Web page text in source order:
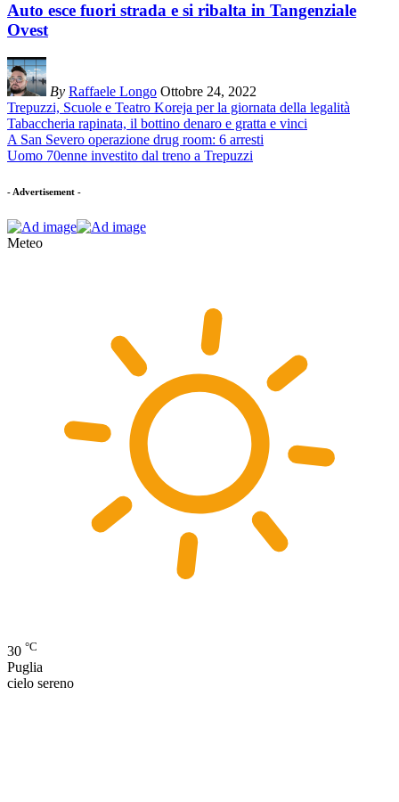
Auto esce fuori strada e si ribalta in Tangenziale
Ovest
By Raffaele Longo Ottobre 24, 2022
Trepuzzi, Scuole e Teatro Koreja per la giornata della legalità
Tabaccheria rapinata, il bottino denaro e gratta e vinci
A San Severo operazione drug room: 6 arresti
Uomo 70enne investito dal treno a Trepuzzi
- Advertisement -
Meteo
30 °C
Puglia
cielo sereno